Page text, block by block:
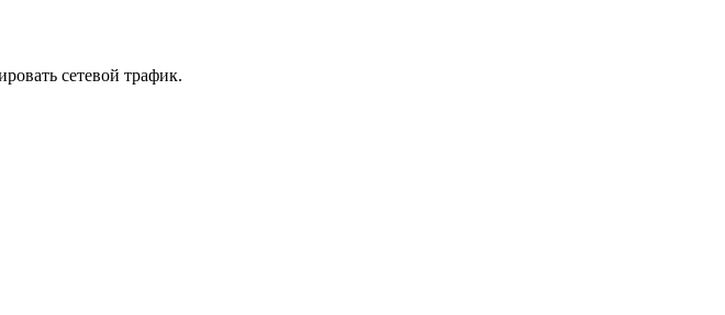
сетевой трафик.